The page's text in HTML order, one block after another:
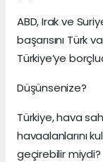
ABD, Irak ve
başarısını Türk
Türkiye’ye
Düşünsenize?
Türkiye, hava
havaalanlarını
geçirebilir miydi?